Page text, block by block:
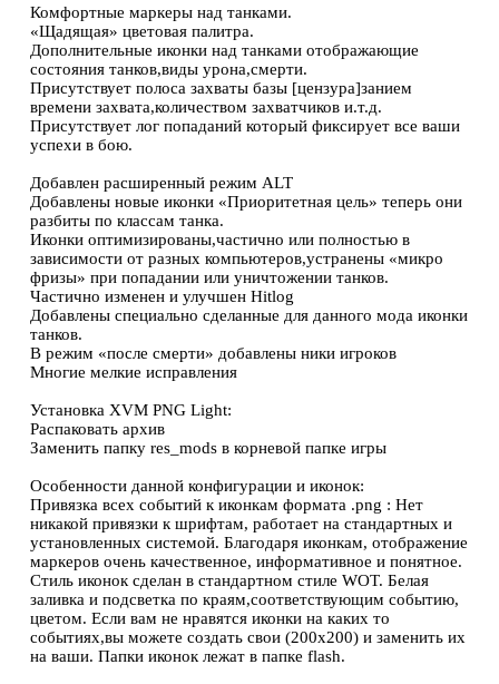
Комфортные маркеры над танками.
«Щадящая» цветовая палитра.
Дополнительные иконки над танками отображающие
состояния танков,виды урона,смерти.
Присутствует полоса захваты базы [цензура]занием
времени захвата,количеством захватчиков и.т.д.
Присутствует лог попаданий который фиксирует все ваши
успехи в бою.
Добавлен расширенный режим ALT
Добавлены новые иконки «Приоритетная цель» теперь они
разбиты по классам танка.
Иконки оптимизированы,частично или полностью в
зависимости от разных компьютеров,устранены «микро
фризы» при попадании или уничтожении танков.
Частично изменен и улучшен Hitlog
Добавлены специально сделанные для данного мода иконки
танков.
В режим «после смерти» добавлены ники игроков
Многие мелкие исправления
Установка XVM PNG Light:
Распаковать архив
Заменить папку res_mods в корневой папке игры
Особенности данной конфигурации и иконок:
Привязка всех событий к иконкам формата .png : Нет
никакой привязки к шрифтам, работает на стандартных и
установленных системой. Благодаря иконкам, отображение
маркеров очень качественное, информативное и понятное.
Стиль иконок сделан в стандартном стиле WOT. Белая
заливка и подсветка по краям,соответствующим событию,
цветом. Если вам не нравятся иконки на каких то
событиях,вы можете создать свои (200х200) и заменить их
на ваши. Папки иконок лежат в папке flash.